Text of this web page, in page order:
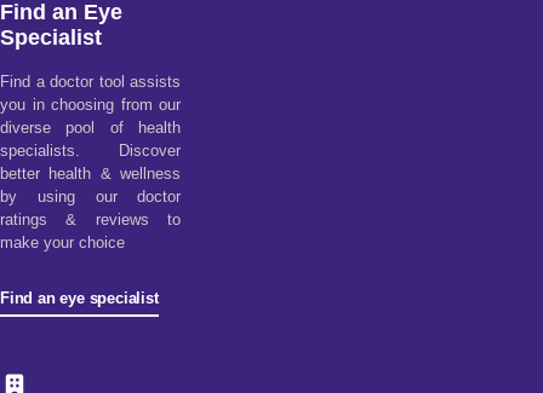
Find an Eye
Specialist
Find a doctor tool assists
you in choosing from our
diverse pool of health
specialists. Discover
better health & wellness
by using our doctor
ratings & reviews to
make your choice
Find an eye specialist